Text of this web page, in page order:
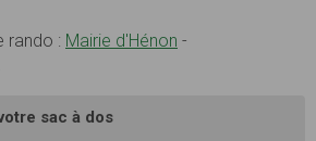
rando : Mairie d'Hénon -
sac à dos